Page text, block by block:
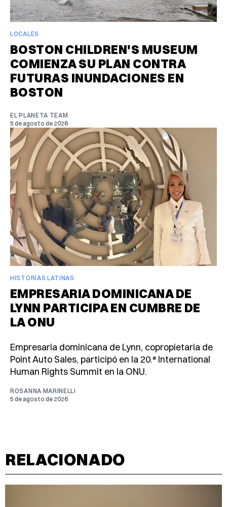
LOCALES
BOSTON CHILDREN'S MUSEUM
COMIENZA SU PLAN CONTRA
FUTURAS INUNDACIONES EN
BOSTON
EL PLANETA TEAM
5 de agosto de 2026
HISTORIAS LATINAS
EMPRESARIA DOMINICANA DE
LYNN PARTICIPA EN CUMBRE DE
LA ONU
Empresaria dominicana de Lynn, copropietaria de
Point Auto Sales, participó en la 20.ª International
Human Rights Summit en la ONU.
ROSANNA MARINELLI
5 de agosto de 2026
RELACIONADO